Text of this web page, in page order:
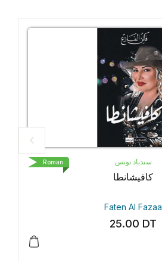
سندباد تونس
كافيشانطا
Faten Al Fazaa
25.00 DT
Roman